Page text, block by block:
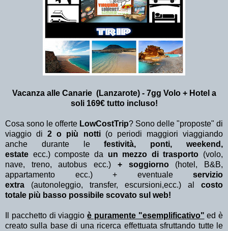
Vacanza alle Canarie (Lanzarote) - 7gg Volo + Hotel a
soli 169€ tutto incluso!
Cosa sono le offerte LowCostTrip? Sono delle "proposte" di
viaggio di2 o più notti (o periodi maggiori viaggiando
anche durante lefestività, ponti, weekend,
estate ecc.) composte da un mezzo di trasporto (volo,
nave, treno, autobus ecc.) + soggiorno(hotel, B&B,
appartamento ecc.) + eventuale servizio
extra (autonoleggio, transfer, escursioni,ecc.) al costo
totale più basso possibile scovato sul web!
Il pacchetto di viaggio è puramente "esemplificativo" ed è
creato sulla base di una ricerca effettuata sfruttando tutte le